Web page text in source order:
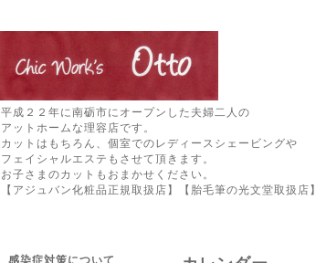
平成２２年に南砺市にオープンした夫婦二人の
アットホームな理容店です。
カットはもちろん、個室でのレディースシェービングや
フェイシャルエステもさせて頂きます。
お子さまのカットもおまかせください。
【アジュバン化粧品正規取扱店】【胎毛筆の光文堂取扱店】
感染症対策について